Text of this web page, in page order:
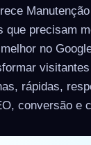
que precisam
no
rápidas,
conversão e